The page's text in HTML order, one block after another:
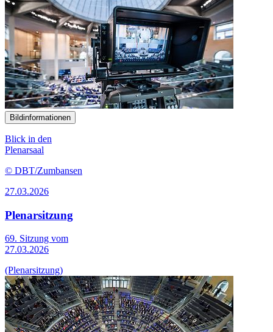
Bildinformationen
Blick in den
Plenarsaal
© DBT/Zumbansen
27.03.2026
Plenarsitzung
69. Sitzung vom
27.03.2026
(Plenarsitzung)